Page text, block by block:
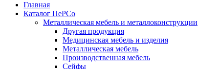
Главная
Каталог ПеРСо
Металлическая мебель и металлоконструкции
Другая продукция
Медицинская мебель и изделия
Металлическая мебель
Производственная мебель
Сейфы